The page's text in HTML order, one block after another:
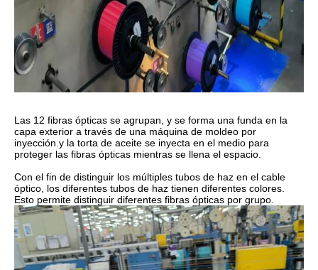
Las 12 fibras ópticas se agrupan, y se forma una funda en la
capa exterior a través de una máquina de moldeo por
inyección.y la torta de aceite se inyecta en el medio para
proteger las fibras ópticas mientras se llena el espacio.
Con el fin de distinguir los múltiples tubos de haz en el cable
óptico, los diferentes tubos de haz tienen diferentes colores.
Esto permite distinguir diferentes fibras ópticas por grupo.